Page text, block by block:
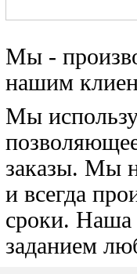
Мы -
нашим
Мы
заказы. Мы
и всегда
сроки. Наша
заданием